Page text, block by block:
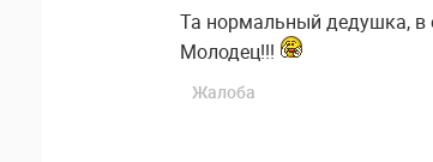
Та нормальный дедушка, в
Молодец!!!
Жалоба